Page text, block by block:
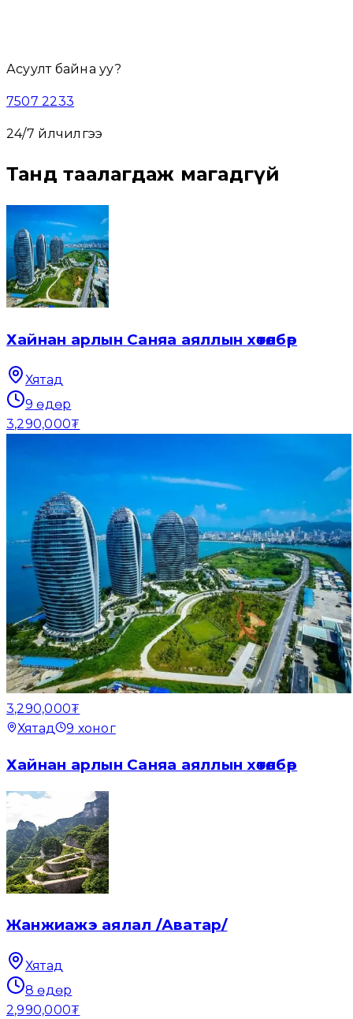
Асуулт байна уу?
7507 2233
24/7 үйлчилгээ
Танд таалагдаж магадгүй
Хайнан арлын Саняа аяллын хөтөлбөр
Хятад
9 өдөр
3,290,000₮
3,290,000₮
Хятад
9 хоног
Хайнан арлын Саняа аяллын хөтөлбөр
Жанжиажэ аялал /Аватар/
Хятад
8 өдөр
2,990,000₮